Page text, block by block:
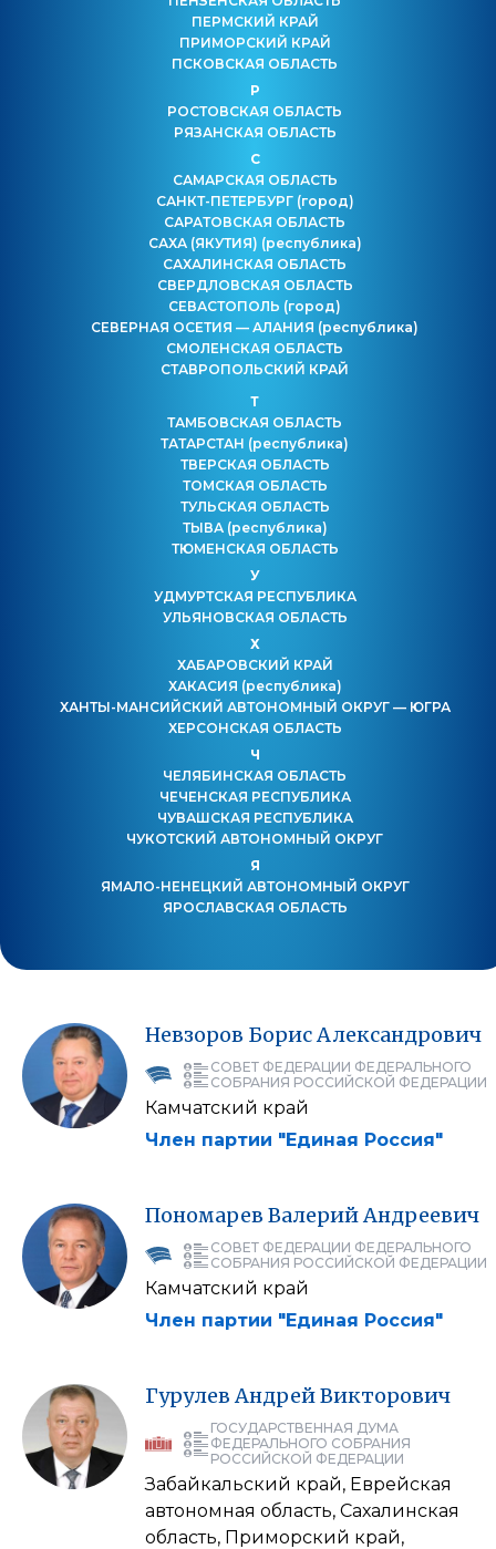
ПЕРМСКИЙ КРАЙ
ПРИМОРСКИЙ КРАЙ
ПСКОВСКАЯ ОБЛАСТЬ
Р
РОСТОВСКАЯ ОБЛАСТЬ
РЯЗАНСКАЯ ОБЛАСТЬ
С
САМАРСКАЯ ОБЛАСТЬ
САНКТ-ПЕТЕРБУРГ (город)
САРАТОВСКАЯ ОБЛАСТЬ
САХА (ЯКУТИЯ) (республика)
САХАЛИНСКАЯ ОБЛАСТЬ
СВЕРДЛОВСКАЯ ОБЛАСТЬ
СЕВАСТОПОЛЬ (город)
СЕВЕРНАЯ ОСЕТИЯ — АЛАНИЯ (республика)
СМОЛЕНСКАЯ ОБЛАСТЬ
СТАВРОПОЛЬСКИЙ КРАЙ
Т
ТАМБОВСКАЯ ОБЛАСТЬ
ТАТАРСТАН (республика)
ТВЕРСКАЯ ОБЛАСТЬ
ТОМСКАЯ ОБЛАСТЬ
ТУЛЬСКАЯ ОБЛАСТЬ
ТЫВА (республика)
ТЮМЕНСКАЯ ОБЛАСТЬ
У
УДМУРТСКАЯ РЕСПУБЛИКА
УЛЬЯНОВСКАЯ ОБЛАСТЬ
Х
ХАБАРОВСКИЙ КРАЙ
ХАКАСИЯ (республика)
ХАНТЫ-МАНСИЙСКИЙ АВТОНОМНЫЙ ОКРУГ — ЮГРА
ХЕРСОНСКАЯ ОБЛАСТЬ
Ч
ЧЕЛЯБИНСКАЯ ОБЛАСТЬ
ЧЕЧЕНСКАЯ РЕСПУБЛИКА
ЧУВАШСКАЯ РЕСПУБЛИКА
ЧУКОТСКИЙ АВТОНОМНЫЙ ОКРУГ
Я
ЯМАЛО-НЕНЕЦКИЙ АВТОНОМНЫЙ ОКРУГ
ЯРОСЛАВСКАЯ ОБЛАСТЬ
Невзоров Борис Александрович
СОВЕТ ФЕДЕРАЦИИ ФЕДЕРАЛЬНОГО
СОБРАНИЯ РОССИЙСКОЙ ФЕДЕРАЦИИ
Камчатский край
Член партии "Единая Россия"
Пономарев Валерий Андреевич
СОВЕТ ФЕДЕРАЦИИ ФЕДЕРАЛЬНОГО
СОБРАНИЯ РОССИЙСКОЙ ФЕДЕРАЦИИ
Камчатский край
Член партии "Единая Россия"
Гурулев АндрейВикторович
ГОСУДАРСТВЕННАЯ ДУМА
ФЕДЕРАЛЬНОГО СОБРАНИЯ
РОССИЙСКОЙ ФЕДЕРАЦИИ
Забайкальский край, Еврейская
автономная область, Сахалинская
область, Приморский край,